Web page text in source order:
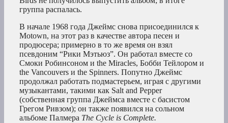
группа распалась.
В начале 1968 года Джеймс снова присоединился к
Motown, на этот раз в качестве автора песен и
продюсера; примерно в то же время он взял
псевдоним “Рики Мэтьюз”. Он работал вместе со
Смоки Робинсоном и the Miracles, Бобби Тейлором и
the Vancouvers и the Spinners. Попутно Джеймс
продолжал работать подмастерьем, играя с другими
музыкантами, такими как Salt and Pepper
(собственная группа Джеймса вместе с басистом
Грегом Ривзом); он также появился на сольном
альбоме Палмера The Cycle is Complete.